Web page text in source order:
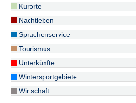
Kurorte
Nachtleben
Sprachenservice
Tourismus
Unterkünfte
Wintersportgebiete
Wirtschaft